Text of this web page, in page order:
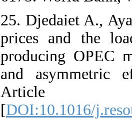
25. Djedaiet A.,
prices and the
producing OPEC
and asymmetric
[DOI:10.1016/